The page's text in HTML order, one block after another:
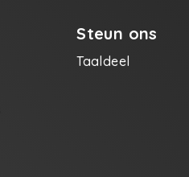
Steun ons
Taaldeel